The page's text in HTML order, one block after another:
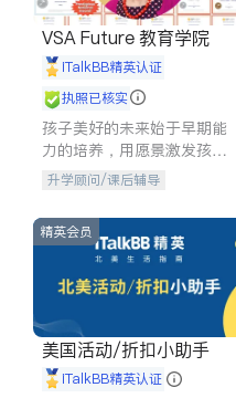
VSA Future 教育学院
iTalkBB精英认证
执照已核实
孩子美好的未来始于早期能
力的培养，用愿景激发孩子
的学习潜力和动力。理念：
拥有成长型心态是成功的基
石。
升学顾问/课后辅导
精英会员
美国活动/折扣小助手
iTalkBB精英认证